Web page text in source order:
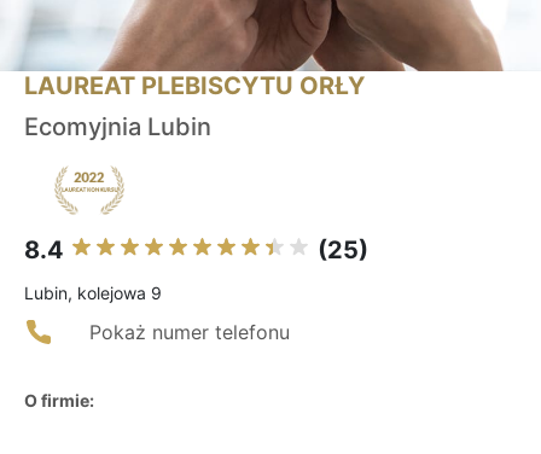
LAUREAT PLEBISCYTU ORŁY
Ecomyjnia Lubin
8.4 (25)
Lubin, kolejowa 9
Pokaż numer telefonu
O firmie: